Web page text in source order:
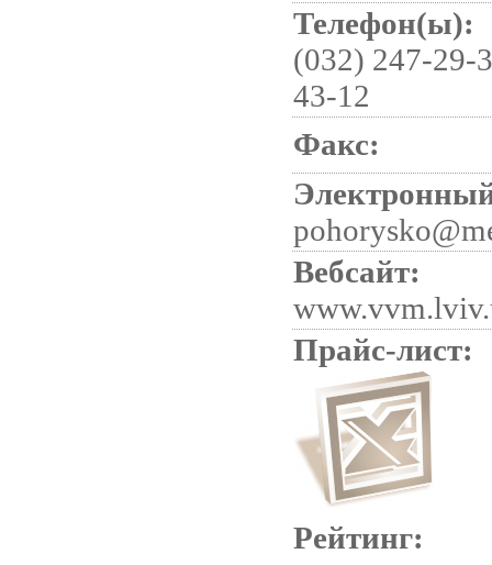
Телефон(ы):
(032) 247-29-
43-12
Факс:
Вебсайт:
Прайс-лист:
Рейтинг: